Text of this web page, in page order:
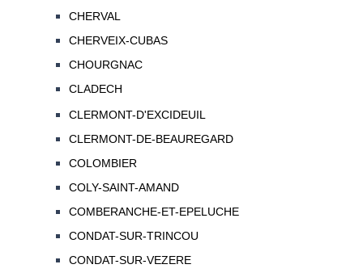
CHERVAL
CHERVEIX-CUBAS
CHOURGNAC
CLADECH
CLERMONT-D'EXCIDEUIL
CLERMONT-DE-BEAUREGARD
COLOMBIER
COLY-SAINT-AMAND
COMBERANCHE-ET-EPELUCHE
CONDAT-SUR-TRINCOU
CONDAT-SUR-VEZERE